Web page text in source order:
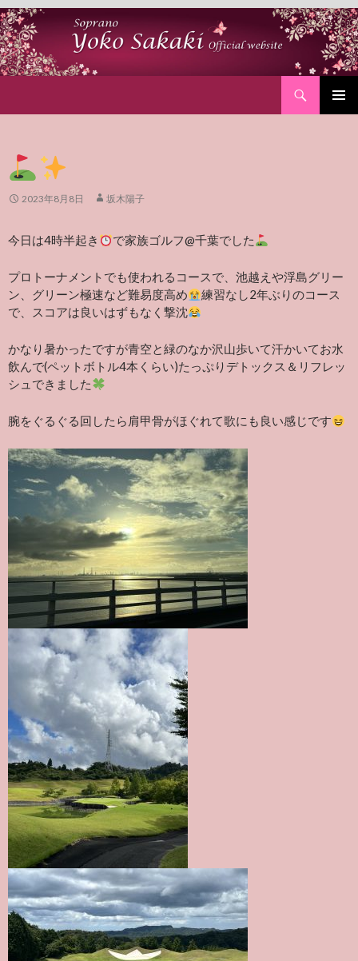
2023年8月8日 坂木陽子
今日は4時半起き で家族ゴルフ@千葉でした
プロトーナメントでも使われるコースで、池越えや浮島グリー
ン、グリーン極速など難易度高め
練習なし2年ぶりのコース
で、スコアは良いはずもなく撃沈
かなり暑かったですが青空と緑のなか沢山歩いて汗かいてお水
飲んで(ペットボトル4本くらい)たっぷりデトックス＆リフレッ
シュできました
腕をぐるぐる回したら肩甲骨がほぐれて歌にも良い感じです